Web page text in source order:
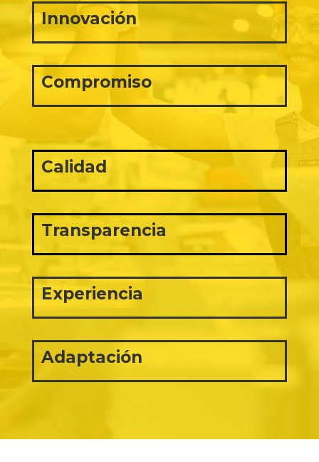
Innovación
Compromiso
Calidad
Transparencia
Experiencia
Adaptación